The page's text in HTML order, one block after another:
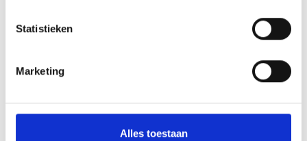
Statistieken
Marketing
Alles toestaan
van Poelenburgh is voor iedere
onvergetelijke vakantieweek vol
teken van bezig zijn met paarden
en de paardensport, daarnaast
zijn er ook andere leuke vakantie-
Lees verder
In een
alles wat ons
ruime opzet
Lees verder